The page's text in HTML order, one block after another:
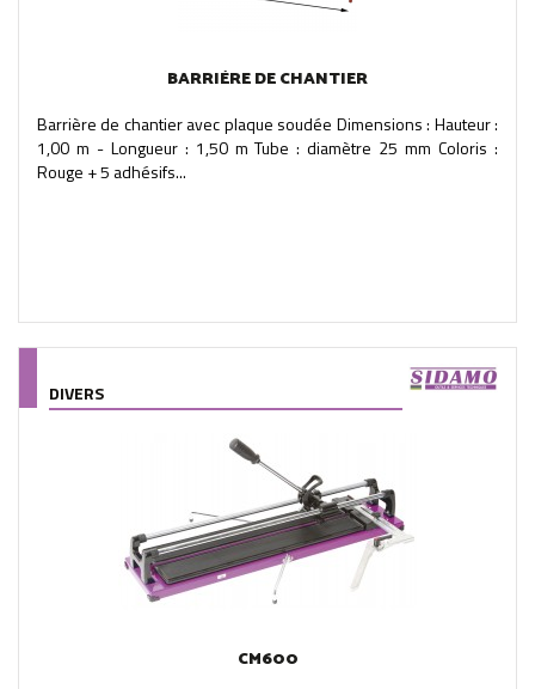
BARRIÈRE DE CHANTIER
Barrière de chantier avec plaque soudée Dimensions : Hauteur :
1,00 m - Longueur : 1,50 m Tube : diamètre 25 mm Coloris :
Rouge + 5 adhésifs...
DIVERS
CM600